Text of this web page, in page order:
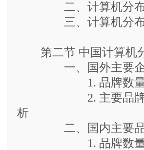
二、计算机分布式
三、计算机分布式
第二节 中国计算机
一、国外主要企
1. 品牌数量及
2. 主要品牌在华
析
二、国内主要品
1. 品牌数量及